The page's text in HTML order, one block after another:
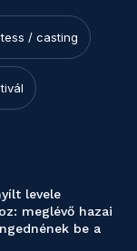
/ casting
levele
meglévő hazai
be a